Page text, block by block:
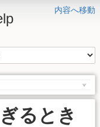
内容へ移動
るとき